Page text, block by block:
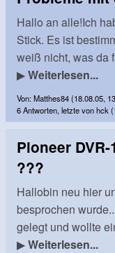
Hallo an alle!Ich
Stick. Es ist
weiß nicht, was da
▶Weiterlesen...
Von: Matthes84 (18.08.05,
6 Antworten, letzte von hck
Pioneer
???
Hallobin neu hier
besprochen
gelegt und wollte
▶Weiterlesen...